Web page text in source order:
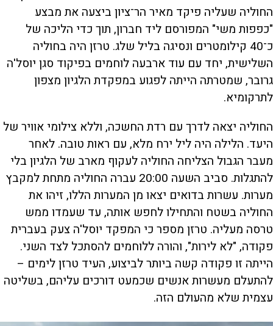
החוליה שעליה פיקד מאיר הר־ציון ביצעה את מבצע
"כפפות משי" המפורסם ליד חברון, תוך כדי הליכה של
כ־40 קילומטרים ונסיגה בליל שלג. טרזן היה בחוליה
השלישית, יחד עם עוד ארבעה לוחמים בפיקוד סגן יוסל'ה
גרובר, שמטרתה הייתה לפגוע במפקדת הלגיון מצפון
לתרקומיא.
החוליה יצאה לדרך עם רדת החשכה, וללא צילומי אוויר של
היעד. הלילה היה ליל ירח מלא, עם ראות טובה. לאחר
מעבר הגבול הצליחה החוליה לעקוף מארב של הלגיון בלי
להתגלות. סביב השעה 20:00 עברה החוליה מתחת למקבץ
מערות. עשרות בדואים יצאו מן המערות הללו, זיהו את
החוליה בשטח והתחילו לחפש אותה, עד שעמדו ממש
טרסה מעליה. טרזן מספר כי המפקד יוסל'ה צעק בעברית
פקודה, "לא לירות", והורה ללוחמים להסתכל לצד השני.
הייתה זו פקודה קשה ביותר לביצוע, העיד טרזן לימים –
להתעלם מעשרות אנשים שכמעט דורכים עליהם, בשליטה
עצמית שלא מהעולם הזה.